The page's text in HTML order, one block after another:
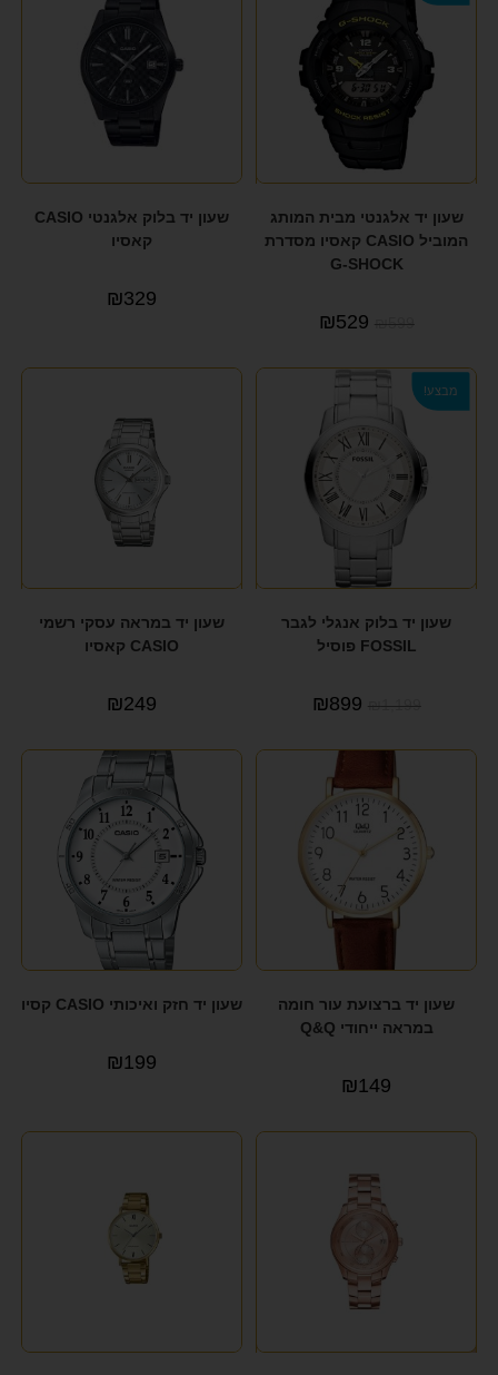
שעון יד אלגנטי מבית המותג
המוביל CASIO קאסיו מסדרת
G-SHOCK
₪599
₪529
שעון יד בלוק אלגנטי CASIO
קאסיו
₪329
מבצע!
שעון יד בלוק אנגלי לגבר
FOSSIL פוסיל
₪1,199
₪899
שעון יד במראה עסקי רשמי
CASIO קאסיו
₪249
שעון יד ברצועת עור חומה
במראה ייחודי Q&Q
₪149
שעון יד חזק ואיכותי CASIO קסיו
₪199